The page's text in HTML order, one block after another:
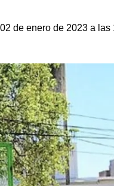
de enero de 2023 a las